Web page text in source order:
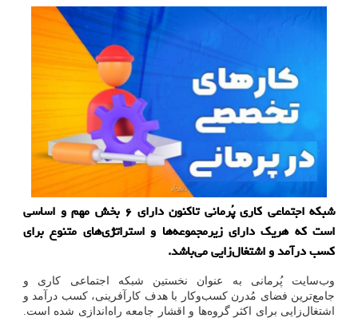
شبکه اجتماعی کاری پُرمانی تاکنون دارای ۶ بخش مهم و اساسی
است که هریک دارای زیرمجموعه‌ها و استراتژی‌های متنوع برای
کسب درآمد و اشتغال‌زایی می‌باشد.
وب‌سایت پُرمانی به عنوان نخستین شبکه اجتماعی کاری و
جامع‌ترین فضای مُدرن کسب‌وکار با هدف کارآفرینی، کسب درآمد و
اشتغال‌زایی برای اکثر گروه‌ها و اقشار جامعه راه‌اندازی شده است.